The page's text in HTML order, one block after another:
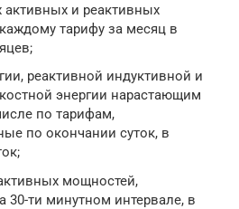
и реактивных
тарифу за месяц в
реактивной индуктивной и
энергии нарастающим
по тарифам,
по окончании суток, в
мощностей,
30-ти минутном интервале, в